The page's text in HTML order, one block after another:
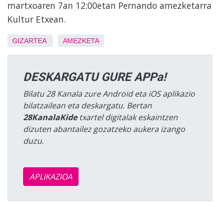
martxoaren 7an 12:00etan Pernando amezketarra
Kultur Etxean.
GIZARTEA AMEZKETA
DESKARGATU GURE APPa!
Bilatu 28 Kanala zure Android eta iOS aplikazio
bilatzailean eta deskargatu. Bertan
28KanalaKidetxartel digitalak eskaintzen
dizuten abantailez gozatzeko aukera izango
duzu.
APLIKAZIOA